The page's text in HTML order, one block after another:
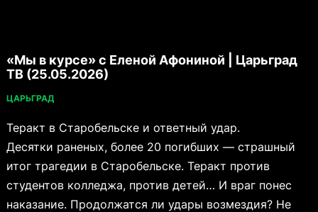
«Мы в курсе» с Еленой Афониной | Царьград
ТВ (25.05.2026)
ЦАРЬГРАД
Теракт в Старобельске и ответный удар.
Десятки раненых, более 20 погибших — страшный
итог трагедии в Старобельске. Теракт против
студентов колледжа, против детей… И враг понес
наказание. Продолжатся ли удары возмездия? Не